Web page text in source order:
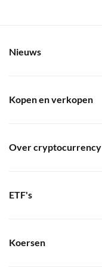
Nieuws
Kopen en verkopen
Over cryptocurrency
ETF's
Koersen